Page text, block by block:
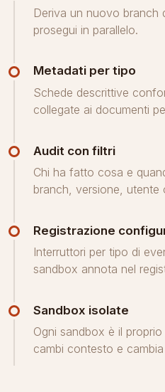
Deriva un nuovo branch
prosegui in parallelo.
Metadati per tipo
Schede descrittive
collegate ai documenti
Audit con filtri
Chi ha fatto cosa e
branch, versione, utente
Registrazione
Interruttori per tipo di
sandbox annota nel
Sandbox isolate
Ogni sandbox è il
cambi contesto e